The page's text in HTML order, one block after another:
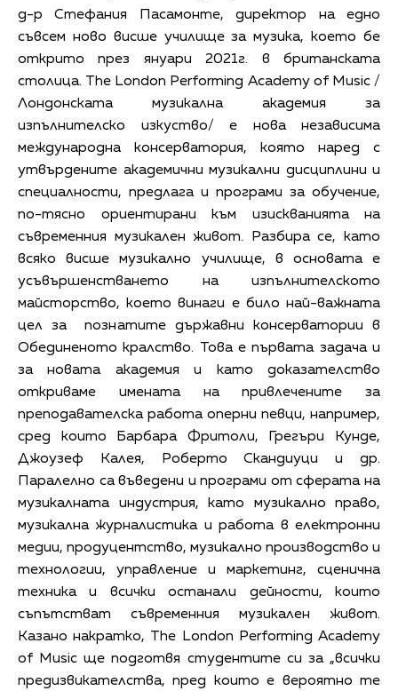
д-р Стефания Пасамонте, директор на едно
съвсем ново висше училище за музика, което бе
открито през януари 2021г. в британската
столица. The London Performing Academy of Music /
Лондонската музикална академия за
изпълнителско изкуство/ е нова независима
международна консерватория, която наред с
утвърдените академични музикални дисциплини и
специалности, предлага и програми за обучение,
по-тясно ориентирани към изискванията на
съвременния музикален живот. Разбира се, като
всяко висше музикално училище, в основата е
усъвършенстването на изпълнителското
майсторство, което винаги е било най-важната
цел за познатите държавни консерватории в
Обединеното кралство. Това е първата задача и
за новата академия и като доказателство
откриваме имената на привлечените за
преподавателска работа оперни певци, например,
сред които Барбара Фритоли, Грегъри Кунде,
Джоузеф Калея, Роберто Скандиуци и др.
Паралелно са въведени и програми от сферата на
музикалната индустрия, като музикално право,
музикална журналистика и работа в електронни
медии, продуцентство, музикално производство и
технологии, управление и маркетинг, сценична
техника и всички останали дейности, които
съпътстват съвременния музикален живот.
Казано накратко, The London Performing Academy
of Music ще подготвя студентите си за „всички
предизвикателства, пред които е вероятно те